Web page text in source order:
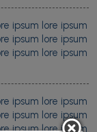
ipsum lore ipsum
ipsum lore ipsum
ipsum lore ipsum
ipsum lore ipsum
ipsum lore ipsum
ipsum lore ipsum